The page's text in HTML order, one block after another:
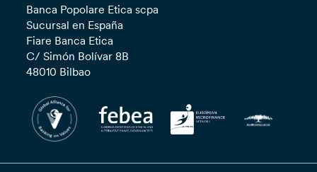
Banca Popolare Etica scpa
Sucursal en España
Fiare Banca Etica
C/ Simón Bolívar 8B
48010 Bilbao